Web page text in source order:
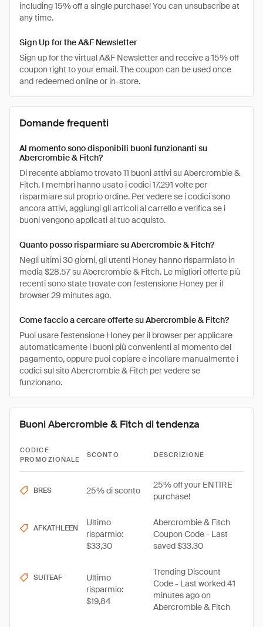
including 15% off a single purchase! You can unsubscribe at
any time.
Sign Up for the A&F Newsletter
Sign up for the virtual A&F Newsletter and receive a 15% off
coupon right to your email. The coupon can be used once
and redeemed online or in-store.
Domande frequenti
Al momento sono disponibili buoni funzionanti su
Abercrombie & Fitch?
Di recente abbiamo trovato 11 buoni attivi su Abercrombie &
Fitch. I membri hanno usato i codici 17.291 volte per
risparmiare sul proprio ordine. Per vedere se i codici sono
ancora attivi, aggiungi gli articoli al carrello e verifica se i
buoni vengono applicati al tuo acquisto.
Quanto posso risparmiare su Abercrombie & Fitch?
Negli ultimi 30 giorni, gli utenti Honey hanno risparmiato in
media $28.57 su Abercrombie & Fitch. Le migliori offerte più
recenti sono state trovate con l'estensione Honey per il
browser 29 minutes ago.
Come faccio a cercare offerte su Abercrombie & Fitch?
Puoi usare l'estensione Honey per il browser per applicare
automaticamente i buoni più convenienti al momento del
pagamento, oppure puoi copiare e incollare manualmente i
codici sul sito Abercrombie & Fitch per vedere se
funzionano.
Buoni Abercrombie & Fitch di tendenza
CODICE
PROMOZIONALE
SCONTO DESCRIZIONE
BRES 25% di sconto
25% off your ENTIRE
purchase!
AFKATHLEEN
Ultimo
risparmio:
$33,30
Abercrombie & Fitch
Coupon Code - Last
saved $33.30
SUITEAF
Ultimo
risparmio:
$19,84
Trending Discount
Code - Last worked 41
minutes ago on
Abercrombie & Fitch